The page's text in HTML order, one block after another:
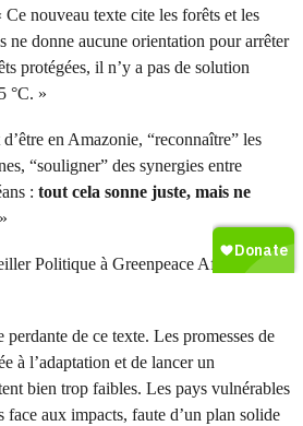
Ce nouveau texte cite les forêts et les
ne donne aucune orientation pour arrêter
protégées, il n’y a pas de solution
°C. »
en Amazonie, “reconnaître” les
“souligner” des synergies entre
: tout cela sonne juste, mais ne
»
Politique à Greenpeace Afrique,
de ce texte. Les promesses de
à l’adaptation et de lancer un
bien trop faibles. Les pays vulnérables
face aux impacts, faute d’un plan solide